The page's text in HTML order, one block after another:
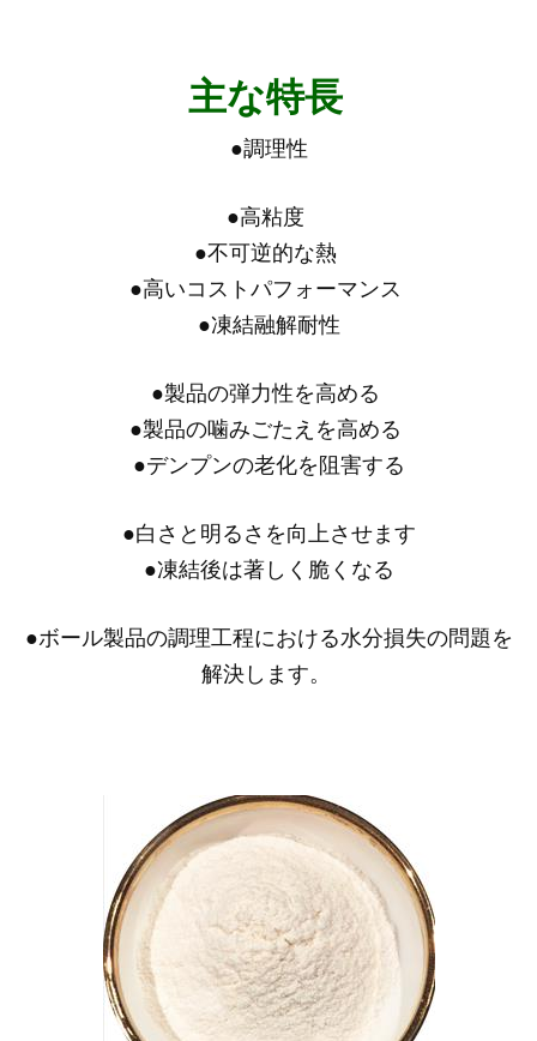
主な特長
●調理性
●高粘度
●不可逆的な熱
●高いコストパフォーマンス
●凍結融解耐性
●製品の弾力性を高める
●製品の噛みごたえを高める
●デンプンの老化を阻害する
●白さと明るさを向上させます
●凍結後は著しく脆くなる
●ボール製品の調理工程における水分損失の問題を
解決します。